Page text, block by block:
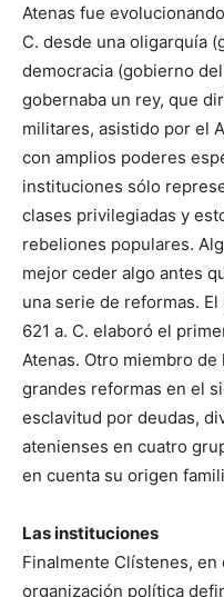
Atenas fue
C. desde una oligarquía
democracia (gobierno
gobernaba un rey, que
militares, asistido por el
con amplios poderes
instituciones sólo
clases privilegiadas y
rebeliones populares.
mejor ceder algo antes
una serie de reformas.
621 a. C. elaboró el
Atenas. Otro miembro
grandes reformas en el
esclavitud por deudas,
atenienses en cuatro
en cuenta su origen
Las instituciones
Finalmente Clístenes, en
organización política